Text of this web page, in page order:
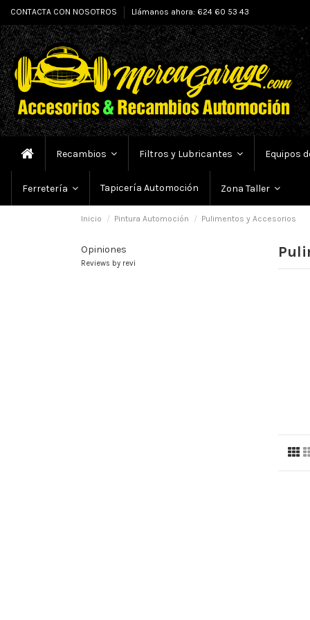
CONTACTA CON NOSOTROS Llámanos ahora: 624 60 53 43
Recambios Filtros y Lubricantes Equipos
Ferretería Tapicería Automoción Zona Taller
Inicio Pintura Automoción Pulimentos y Accesorios
Opiniones
Reviews by revi